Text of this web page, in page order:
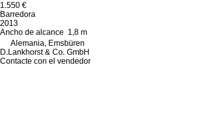
1.550 €
Barredora
2013
Ancho de alcance 1,8 m
Alemania, Emsbüren
D.Lankhorst & Co. GmbH
Contacte con el vendedor